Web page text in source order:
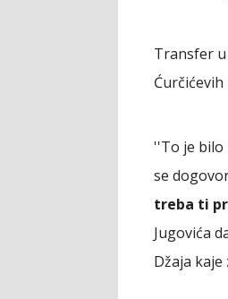
Transfer
''To je bilo
se
treba ti
Jugovića
Džaja